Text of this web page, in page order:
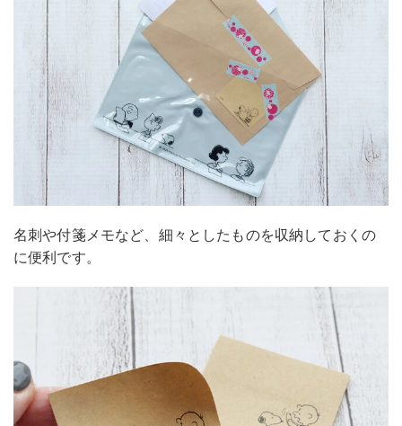
名刺や付箋メモなど、細々としたものを収納しておくの
に便利です。